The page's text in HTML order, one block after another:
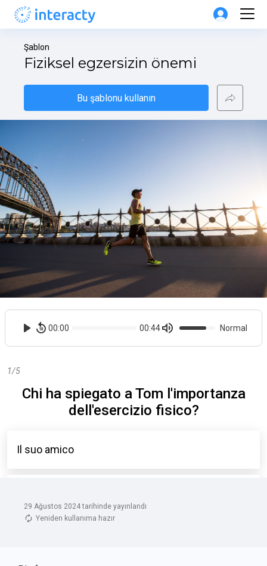
29 Ağustos 2024 tarihinde yayınlandı
Yeniden kullanıma hazır
Şablon
Fiziksel egzersizin önemi
Bu şablonu kullanın